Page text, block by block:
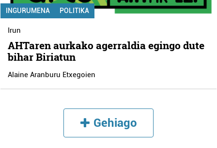
INGURUMENA POLITIKA
Irun
AHTaren aurkako agerraldia egingo dute
bihar Biriatun
Alaine Aranburu Etxegoien
Gehiago